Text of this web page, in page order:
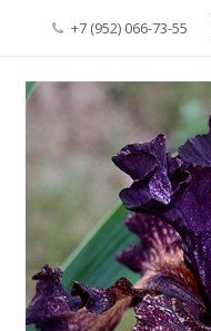
+7 (952) 066-73-55
Главная
Каталог растений
Доставка и оплата